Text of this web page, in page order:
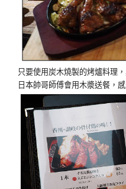
只要使用炭木燒製的烤爐料理
日本帥哥師傅會用木漿送餐，